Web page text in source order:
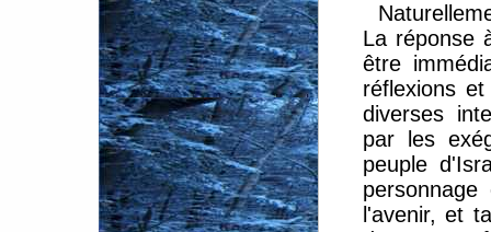
La réponse
être
réflexions
diverses
par les
peuple
l'avenir, et